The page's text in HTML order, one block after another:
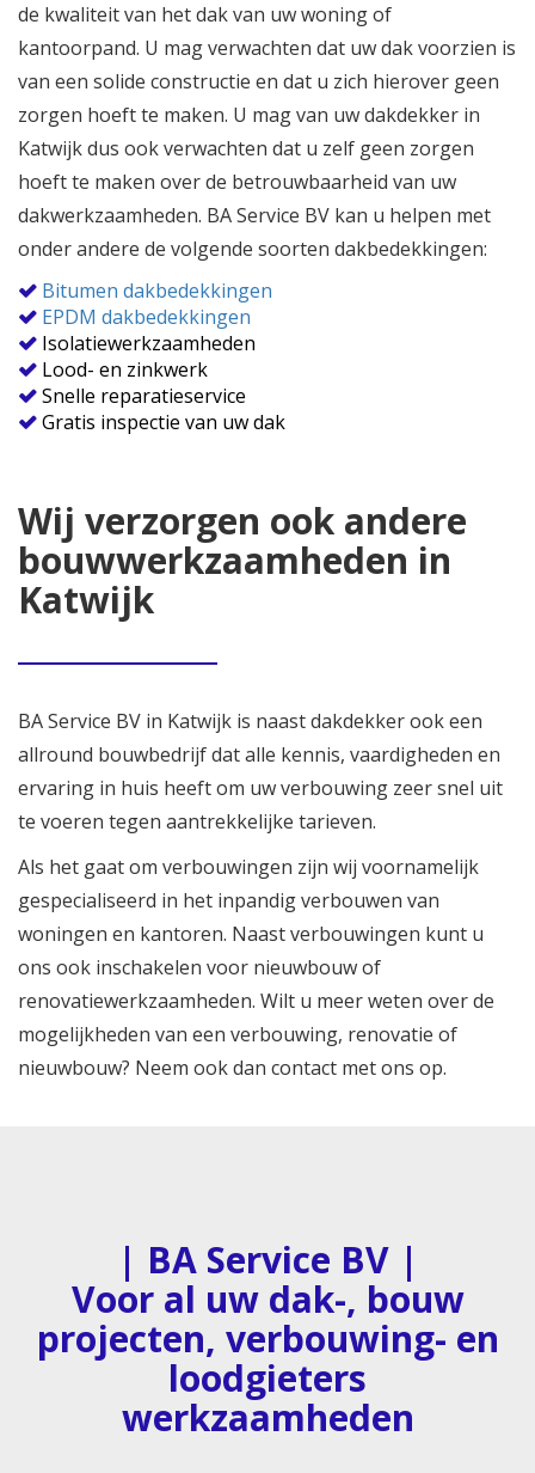
de kwaliteit van het dak van uw woning of
kantoorpand. U mag verwachten dat uw dak voorzien is
van een solide constructie en dat u zich hierover geen
zorgen hoeft te maken. U mag van uw dakdekker in
Katwijk dus ook verwachten dat u zelf geen zorgen
hoeft te maken over de betrouwbaarheid van uw
dakwerkzaamheden. BA Service BV kan u helpen met
onder andere de volgende soorten dakbedekkingen:
Bitumen dakbedekkingen
EPDM dakbedekkingen
Isolatiewerkzaamheden
Lood- en zinkwerk
Snelle reparatieservice
Gratis inspectie van uw dak
Wij verzorgen ook andere
bouwwerkzaamheden in
Katwijk
BA Service BV in Katwijk is naast dakdekker ook een
allround bouwbedrijf dat alle kennis, vaardigheden en
ervaring in huis heeft om uw verbouwing zeer snel uit
te voeren tegen aantrekkelijke tarieven.
Als het gaat om verbouwingen zijn wij voornamelijk
gespecialiseerd in het inpandig verbouwen van
woningen en kantoren. Naast verbouwingen kunt u
ons ook inschakelen voor nieuwbouw of
renovatiewerkzaamheden. Wilt u meer weten over de
mogelijkheden van een verbouwing, renovatie of
nieuwbouw? Neem ook dan contact met ons op.
| BA Service BV |
Voor al uw dak-, bouw
projecten, verbouwing- en
loodgieters
werkzaamheden